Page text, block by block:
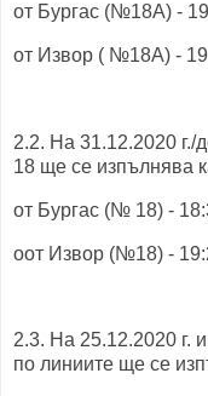
от Бургас (№18А) -
от Извор ( №18А) -
2.2. На 31.12.2020
18 ще се изпълнява
от Бургас (№ 18) -
оот Извор (№18) -
2.3. На 25.12.2020 г.
по линиите ще се